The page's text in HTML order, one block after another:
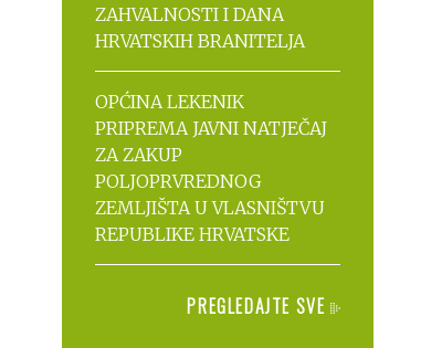
ZAHVALNOSTI I DANA
HRVATSKIH BRANITELJA
OPĆINA LEKENIK
PRIPREMA JAVNI NATJEČAJ
ZA ZAKUP
POLJOPRVREDNOG
ZEMLJIŠTA U VLASNIŠTVU
REPUBLIKE HRVATSKE
PREGLEDAJTE SVE